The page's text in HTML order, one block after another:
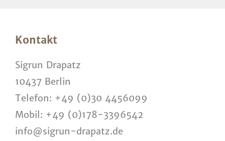
Kontakt
Sigrun Drapatz
10437 Berlin
Telefon: +49 (0)30 4456099
Mobil: +49 (0)178-3396542
info@sigrun-drapatz.de